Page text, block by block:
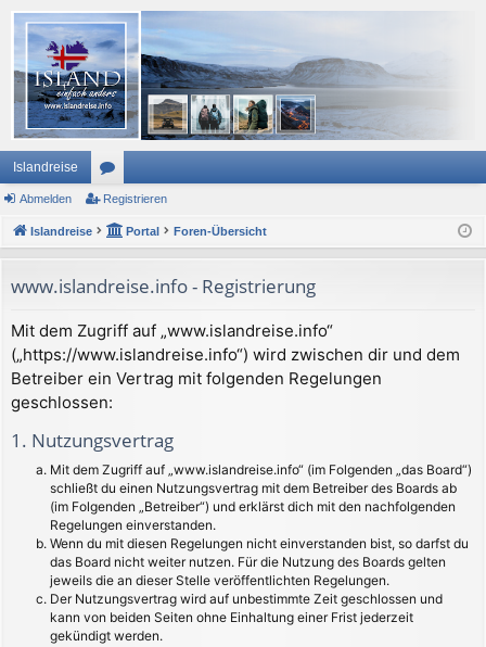
Islandreise
or
en
Abmelden Registrieren
Islandreise Portal Foren-Übersicht
www.islandreise.info - Registrierung
Mit dem Zugriff auf „www.islandreise.info“
(„https://www.islandreise.info“) wird zwischen dir und dem
Betreiber ein Vertrag mit folgenden Regelungen
geschlossen:
1. Nutzungsvertrag
Mit dem Zugriff auf „www.islandreise.info“ (im Folgenden „das Board“)
schließt du einen Nutzungsvertrag mit dem Betreiber des Boards ab
(im Folgenden „Betreiber“) und erklärst dich mit den nachfolgenden
Regelungen einverstanden.
Wenn du mit diesen Regelungen nicht einverstanden bist, so darfst du
das Board nicht weiter nutzen. Für die Nutzung des Boards gelten
jeweils die an dieser Stelle veröffentlichten Regelungen.
Der Nutzungsvertrag wird auf unbestimmte Zeit geschlossen und
kann von beiden Seiten ohne Einhaltung einer Frist jederzeit
gekündigt werden.